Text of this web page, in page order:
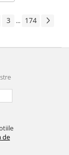
3 ... 174
de